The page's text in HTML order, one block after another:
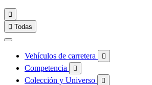

 Todas
Vehículos de carretera 
Competencia 
Colección y Universo 